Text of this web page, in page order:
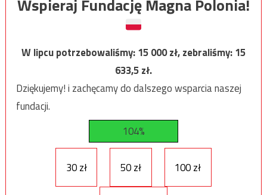
Wspieraj Fundację Magna Polonia!
W lipcu potrzebowaliśmy:15 000zł, zebraliśmy:15
633,5zł.
Dziękujemy! i zachęcamy do dalszego wsparcia naszej
fundacji.
104%
30 zł 50 zł 100 zł